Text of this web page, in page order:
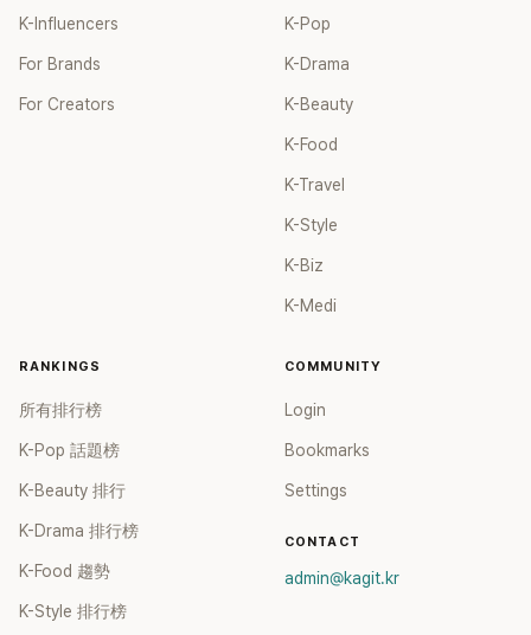
K-Influencers
For Brands
For Creators
K-Pop
K-Drama
K-Beauty
K-Food
K-Travel
K-Style
K-Biz
K-Medi
RANKINGS
所有排行榜
K-Pop 話題榜
K-Beauty 排行
K-Drama 排行榜
K-Food 趨勢
K-Style 排行榜
COMMUNITY
Login
Bookmarks
Settings
CONTACT
admin@kagit.kr